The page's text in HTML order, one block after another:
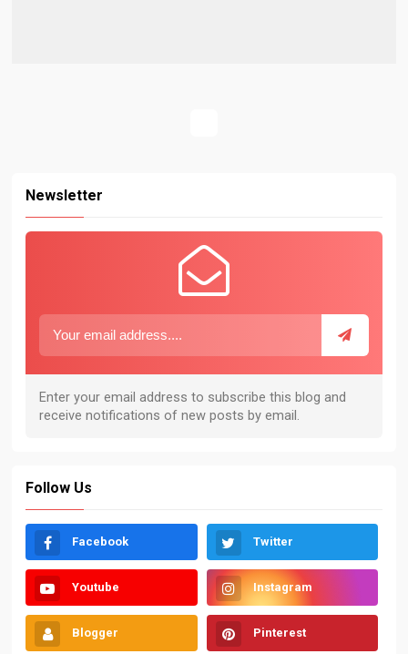
Newsletter
Follow Us
Facebook Twitter
Youtube Instagram
Blogger Pinterest